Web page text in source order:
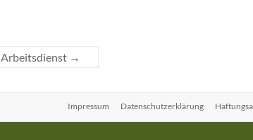
Arbeitsdienst →
Impressum Datenschutzerklärung